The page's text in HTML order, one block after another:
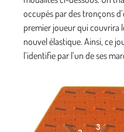
occupés par des tronçons
premier joueur qui couvrira
nouvel élastique. Ainsi, ce
l’identifie par l’un de ses